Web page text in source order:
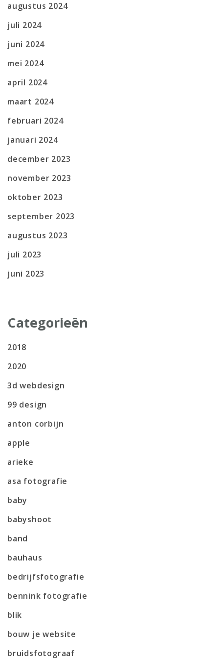
augustus 2024
juli 2024
juni 2024
mei 2024
april 2024
maart 2024
februari 2024
januari 2024
december 2023
november 2023
oktober 2023
september 2023
augustus 2023
juli 2023
juni 2023
Categorieën
2018
2020
3d webdesign
99 design
anton corbijn
apple
arieke
asa fotografie
baby
babyshoot
band
bauhaus
bedrijfsfotografie
bennink fotografie
blik
bouw je website
bruidsfotograaf